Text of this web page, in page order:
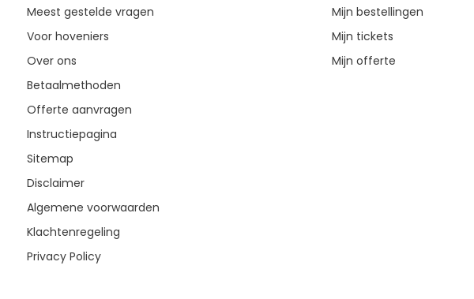
Meest gestelde vragen
Voor hoveniers
Over ons
Betaalmethoden
Offerte aanvragen
Instructiepagina
Sitemap
Disclaimer
Algemene voorwaarden
Klachtenregeling
Privacy Policy
Mijn bestellingen
Mijn tickets
Mijn offerte